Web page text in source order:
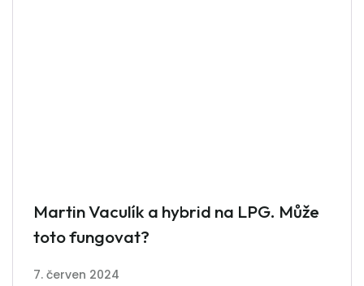
Martin Vaculík a hybrid na LPG. Může
toto fungovat?
7. červen 2024